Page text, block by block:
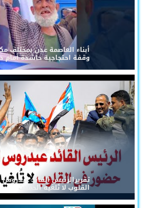
أبناء العاصمة عدن بمختلف
وقفة احتجاجية حاشدة أمام
تقريرالرئيس القائد عيدروس
القلوب لا تُلغيه الحملات